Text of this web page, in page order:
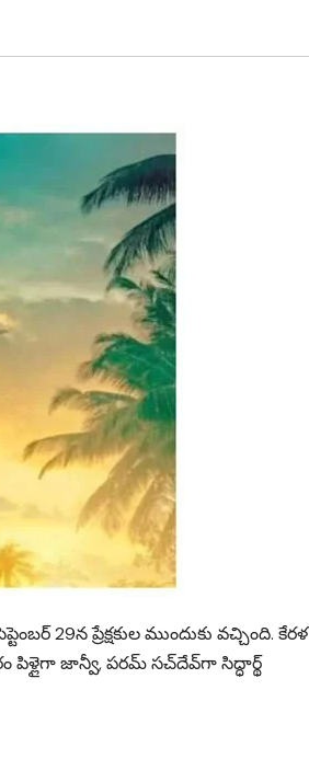
29న ప్రేక్షకుల ముందుకు వచ్చింది. కేరళ
పిళ్లైగా జాన్వీ, పరమ్‌ సచ్‌దేవ్‌గా సిద్ధార్థ్‌